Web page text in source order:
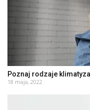
Poznaj rodzaje
18 maja, 2022